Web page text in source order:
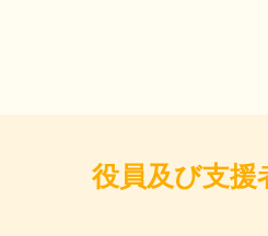
役員及び支援